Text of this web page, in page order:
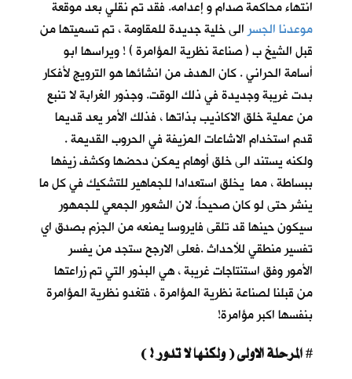
انتهاء محاكمة صدام و إعدامه. فقد تم نقلي بعد موقعة
موعدنا الجسرالى خلية جديدة للمقاومة ، تم تسميتها من
قبل الشيخ ب ( صناعة نظرية المؤامرة ) ! ويراسها ابو
أسامة الحراني . كان الهدف من انشائها هو الترويج لأفكار
بدت غريبة وجديدة في ذلك الوقت. وجذور الغرابة لا تنبع
من عملية خلق الاكاذيب بذاتها ، فذلك الأمر يعد قديما
قدم استخدام الاشاعات المزيفة في الحروب القديمة .
ولكنه يستند الى خلق أوهام يمكن دحضها وكشف زيفها
ببساطة ، مما يخلق استعدادا للجماهير للتشكيك في كل ما
ينشر حتى لو كان صحيحاً. لان الشعور الجمعي للجمهور
سيكون حينها قد تلقى فايروسا يمنعه من الجزم بصدق اي
تفسير منطقي للأحداث .فعلى الارجح ستجد من يفسر
الأمور وفق استنتاجات غريبة ، هي البذور التي تم زراعتها
من قبلنا لصناعة نظرية المؤامرة ، فتغدو نظرية المؤامرة
بنفسها اكبر مؤامرة!
#